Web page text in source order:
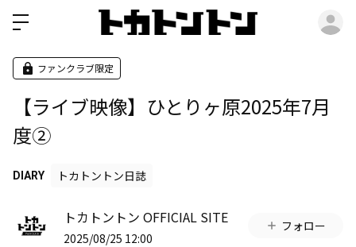
ファンクラブ限定
【ライブ映像】ひとりヶ原2025年7月
度②
DIARY トカトントン日誌
トカトントン OFFICIAL SITE
2025/08/25 12:00
フォロー